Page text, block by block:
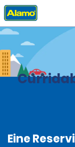
Privat Stationen
Eine